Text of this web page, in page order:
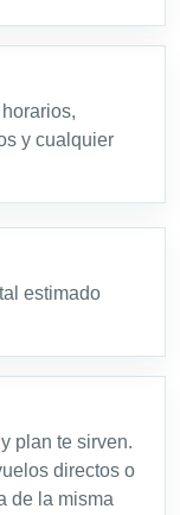
y cualquier
estimado
plan te sirven.
directos o
de la misma